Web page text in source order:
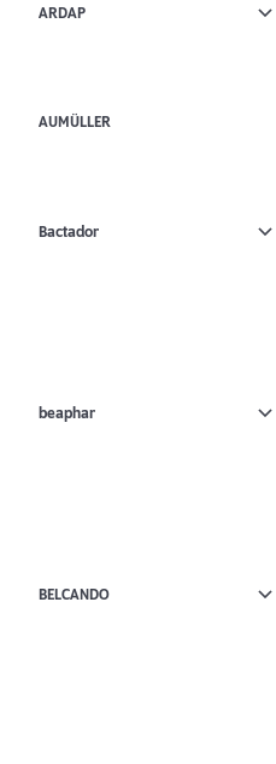
ARDAP
AUMÜLLER
Bactador
beaphar
BELCANDO